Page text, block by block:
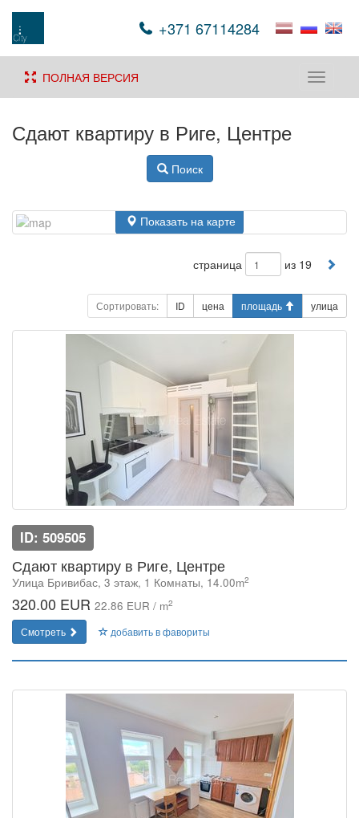
+371 67114284
Toggle
ПОЛНАЯ ВЕРСИЯ
Сдают квартиру в Риге, Центре
Поиск
Показать на карте
страница из 19
Сортировать: ID цена площадь улица
ID: 509505
Сдают квартиру в Риге, Центре
Улица Бривибас, 3 этаж, 1 Комнаты, 14.00m2
320.00 EUR 22.86 EUR / m2
Смотреть добавить в фавориты